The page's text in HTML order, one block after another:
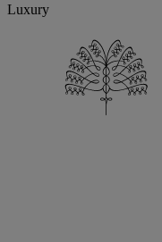
Luxury